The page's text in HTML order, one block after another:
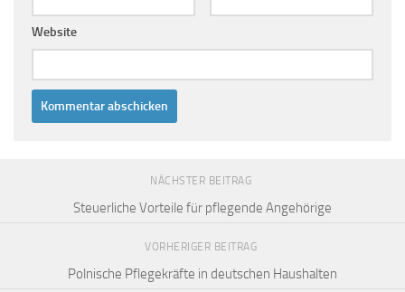
Website
NÄCHSTER BEITRAG
Steuerliche Vorteile für pflegende Angehörige
VORHERIGER BEITRAG
Polnische Pflegekräfte in deutschen Haushalten